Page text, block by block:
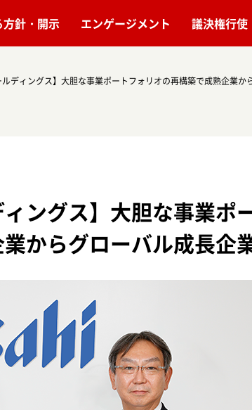
針・開示 エンゲージメント 議決権行使
ディングス】大胆な事業ポートフォリオの再構築で成熟企業か
ングス】大胆な事業ポ
からグローバル成長企